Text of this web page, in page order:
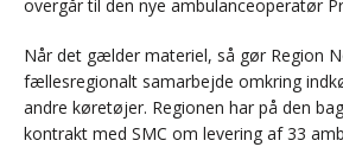
overgår til den nye ambulanceoperatør
Når det gælder materiel, så gør Region
fællesregionalt samarbejde omkring
andre køretøjer. Regionen har på den
kontrakt med SMC om levering af 33